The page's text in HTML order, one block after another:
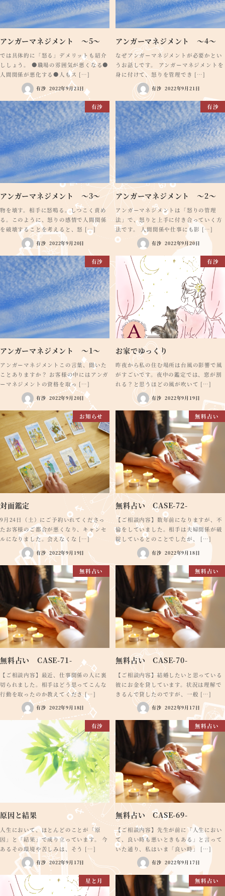
アンガーマネジメント ～5～
では具体的に「怒る」デメリットも紹介
ししょう。 ●職場の雰囲気が悪くなる●
人間関係が悪化する●人もス […]
有沙 2022年9月21日
アンガーマネジメント ～4～
なぜアンガーマネジメントが必要かとい
うお話しです。 アンガーマネジメントを
身に付けて、怒りを管理でき […]
有沙 2022年9月21日
有沙
アンガーマネジメント ～3～
物を壊す。相手に怒鳴る。しつこく責め
る。このように、怒りの感情で人間関係
を破壊することを考えると、怒 […]
有沙 2022年9月20日
有沙
アンガーマネジメント ～2～
アンガーマネジメントは「怒りの管理
法」で、怒りと上手に付き合っていく方
法です。 人間関係や仕事にも影 […]
有沙 2022年9月20日
有沙
アンガーマネジメント ～1～
アンガーマネジメントこの言葉、聞いた
ことありますか？ お客様の中にはアンガ
ーマネジメントの資格を取っ […]
有沙 2022年9月20日
有沙
お家でゆっくり
昨夜から私の住む場所は台風の影響で風
がすごいです。夜中の鑑定では、窓が割
れる？と思うほどの風が吹いて […]
有沙 2022年9月19日
お知らせ
対面鑑定
9月24日（土）にご予約いれてくださっ
たお客様のご都合が悪くなり、キャンセ
ルになりました。会えなくな […]
有沙 2022年9月19日
無料占い
無料占い CASE-72-
【ご相談内容】数年前になりますが、不
倫をしていました。相手は夫婦関係が破
綻しているとのことでしたが、 […]
有沙 2022年9月18日
無料占い
無料占い CASE-71-
【ご相談内容】最近、仕事関係の人に裏
切られました。相手はどう思ってこんな
行動を取ったのか教えてくださ […]
有沙 2022年9月18日
無料占い
無料占い CASE-70-
【ご相談内容】結婚したいと思っている
彼にお金を貸しています。状況は理解で
きるんで貸したのですが、一般 […]
有沙 2022年9月17日
有沙
原因と結果
人生において、ほとんどのことが「原
因」と「結果」で成り立っています。 今
あるその環境や苦しみは、そう […]
有沙 2022年9月17日
無料占い
無料占い CASE-69-
【ご相談内容】先生が前に「人生におい
て、良い時も悪いときもある」と言って
いた通り、私はいま「良い時」 […]
有沙 2022年9月17日
星と月 無料占い